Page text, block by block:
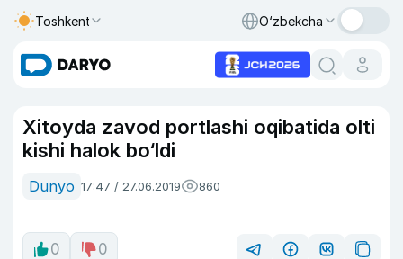
Toshkent O‘zbekcha
Xitoyda zavod portlashi oqibatida olti
kishi halok bo‘ldi
Dunyo 17:47 / 27.06.2019 860
0 0